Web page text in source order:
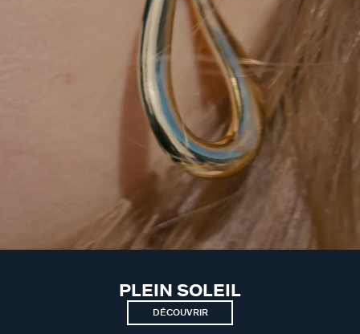
PLEIN SOLEIL
DÉCOUVRIR